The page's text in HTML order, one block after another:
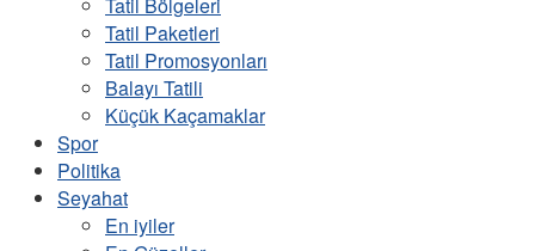
Tatil Paketleri
Tatil Promosyonları
Balayı Tatili
Küçük Kaçamaklar
Spor
Politika
Seyahat
En iyiler